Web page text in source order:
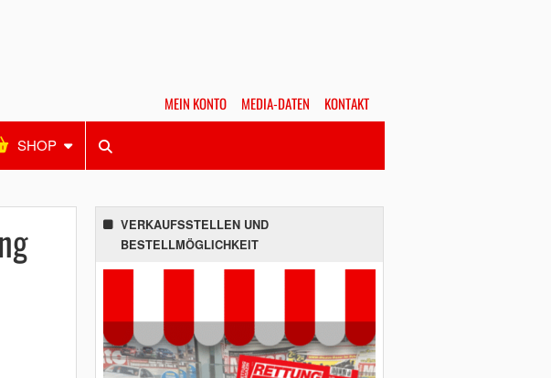
MEIN KONTO MEDIA-DATEN KONTAKT
SHOP
VERKAUFSSTELLEN UND
BESTELLMÖGLICHKEIT